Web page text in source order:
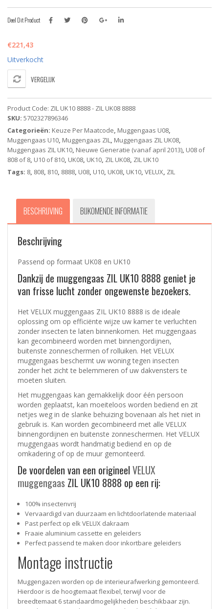
Deel Dit Product
€221,43
Uitverkocht
VERGELIJK
Product Code: ZIL UK10 8888 - ZIL UK08 8888
SKU: 5702327896346
Categorieën: Keuze Per Maatcode, Muggengaas U08,
Muggengaas U10, Muggengaas ZIL, Muggengaas ZIL UK08,
Muggengaas ZIL UK10, Nieuwe Generatie (vanaf april 2013), U08 of
808 of 8, U10 of 810, UK08, UK10, ZIL UK08, ZIL UK10
Tags: 8, 808, 810, 8888, U08, U10, UK08, UK10, VELUX, ZIL
BESCHRIJVING BIJKOMENDE INFORMATIE
Beschrijving
Passend op formaat UK08 en UK10
Dankzij de muggengaas ZIL UK10 8888 geniet je
van frisse lucht zonder ongewenste bezoekers.
Het VELUX muggengaas ZIL UK10 8888 is de ideale
oplossing om op efficiënte wijze uw kamer te verluchten
zonder insecten te laten binnenkomen. Het muggengaas
kan gecombineerd worden met binnengordijnen,
buitenste zonneschermen of rolluiken. Het VELUX
muggengaas beschermt uw woning tegen insecten
zonder het zicht te belemmeren of uw dakvensters te
moeten sluiten.
Het muggengaas kan gemakkelijk door één persoon
worden geplaatst, kan moeiteloos worden bediend en zit
netjes weg in de slanke behuizing bovenaan als het niet in
gebruik is. Kan worden gecombineerd met alle VELUX
binnengordijnen en buitenste zonneschermen. Het VELUX
muggengaas wordt handmatig bediend en op de
omkadering of op de muur gemonteerd.
De voordelen van een origineelVELUX
muggengaas ZIL UK10 8888 op een rij:
100% insectenvrij
Vervaardigd van duurzaam en lichtdoorlatende materiaal
Past perfect op elk VELUX dakraam
Fraaie aluminium cassette en geleiders
Perfect passend te maken door inkortbare geleiders
Montage instructie
Muggengazen worden op de interieurafwerking gemonteerd.
Hierdoor is de hoogtemaat flexibel, terwijl voor de
breedtemaat 6 standaardmogelijkheden beschikbaar zijn.